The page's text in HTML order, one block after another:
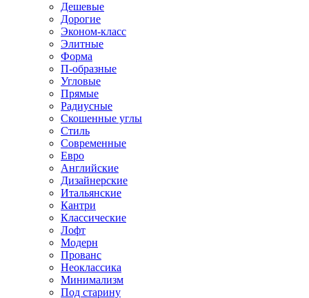
Дешевые
Дорогие
Эконом-класс
Элитные
Форма
П-образные
Угловые
Прямые
Радиусные
Скошенные углы
Стиль
Современные
Евро
Английские
Дизайнерские
Итальянские
Кантри
Классические
Лофт
Модерн
Прованс
Неоклассика
Минимализм
Под старину